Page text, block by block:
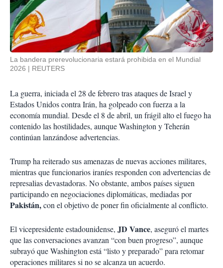
La bandera prerevolucionaria estará prohibida en el Mundial
2026
REUTERS
La guerra, iniciada el 28 de febrero tras ataques de Israel y
Estados Unidos contra Irán, ha golpeado con fuerza a la
economía mundial. Desde el 8 de abril, un frágil alto el fuego ha
contenido las hostilidades, aunque Washington y Teherán
continúan lanzándose advertencias.
Trump ha reiterado sus amenazas de nuevas acciones militares,
mientras que funcionarios iraníes responden con advertencias de
represalias devastadoras. No obstante, ambos países siguen
participando en negociaciones diplomáticas, mediadas por
Pakistán,con el objetivo de poner fin oficialmente al conflicto.
El vicepresidente estadounidense, JD Vance, aseguró el martes
que las conversaciones avanzan “con buen progreso”, aunque
subrayó que Washington está “listo y preparado” para retomar
operaciones militares si no se alcanza un acuerdo.